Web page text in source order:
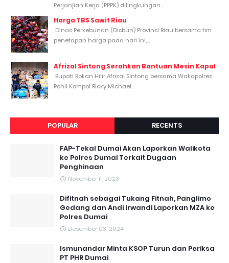
Perjanjian Kerja (PPPK) dilingkungan...
Harga TBS Sawit Riau
Dinas Perkebunan (Disbun) Provinsi Riau bersama tim
penetapan harga pada hari ini,...
Afrizal Sintong Serahkan Bantuan Mesin Kapal
Bupati Rokan Hilir Afrizal Sintong bersama Wakapolres
Rohil Kompol Ricky Michael...
POPULAR RECENTS
FAP-Tekal Dumai Akan Laporkan Walikota
ke Polres Dumai Terkait Dugaan
Penghinaan
November 11, 2023
Difitnah sebagai Tukang Fitnah, Panglimo
Gedang dan Andi Irwandi Laporkan MZA ke
Polres Dumai
Desember 03, 2024
Ismunandar Minta KSOP Turun dan Periksa
PT PHR Dumai